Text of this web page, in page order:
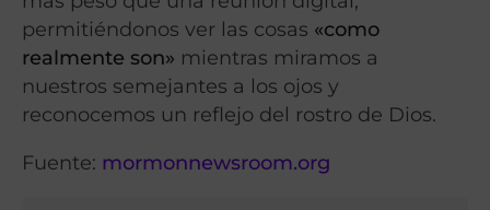
permitiéndonos ver las cosas «como
realmente son» mientras miramos a
nuestros semejantes a los ojos y
reconocemos un reflejo del rostro de Dios.
Fuente: mormonnewsroom.org